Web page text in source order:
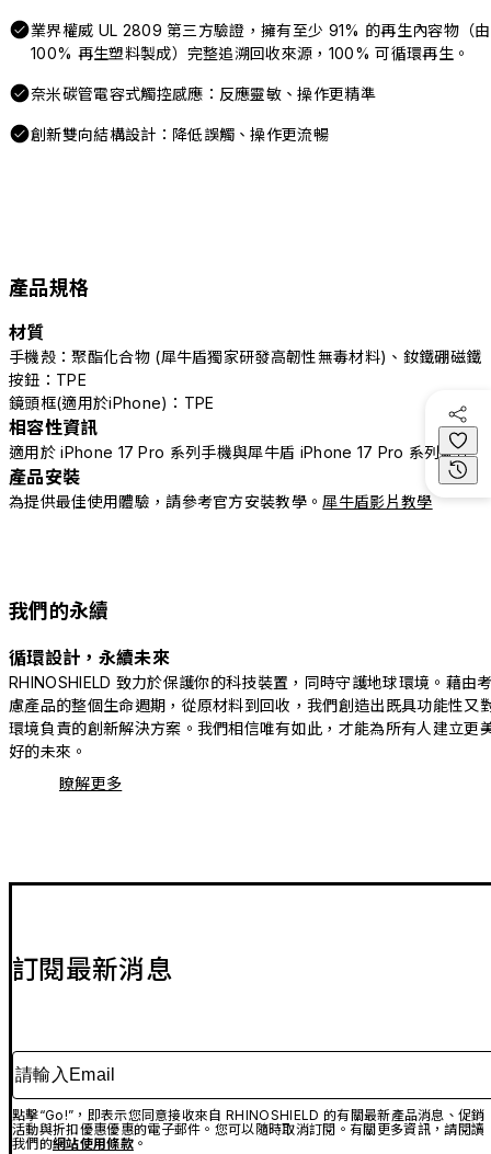
業界權威 UL 2809 第三方驗證，擁有至少 91% 的再生內容物（由
100% 再生塑料製成）完整追溯回收來源，100% 可循環再生。
奈米碳管電容式觸控感應：反應靈敏、操作更精準
創新雙向結構設計：降低誤觸、操作更流暢
產品規格
材質
手機殼：聚酯化合物 (犀牛盾獨家研發高韌性無毒材料)、釹鐵硼磁鐵
按鈕：TPE
鏡頭框(適用於iPhone)：TPE
相容性資訊
適用於 iPhone 17 Pro 系列手機與犀牛盾 iPhone 17 Pro 系列配件
產品安裝
為提供最佳使用體驗，請參考官方安裝教學。 犀牛盾影片教學
我們的永續
循環設計，永續未來
RHINOSHIELD 致力於保護你的科技裝置，同時守護地球環境。藉由
慮產品的整個生命週期，從原材料到回收，我們創造出既具功能性又
環境負責的創新解決方案。我們相信唯有如此，才能為所有人建立更
好的未來。
瞭解更多
訂閱最新消息
請輸入Email
點擊“Go!”，即表示您同意接收來自 RHINOSHIELD 的有關最新產品消息、促銷
活動與折扣優惠優惠的電子郵件。您可以隨時取消訂閱。有關更多資訊，請閱讀
我們的網站使用條款。